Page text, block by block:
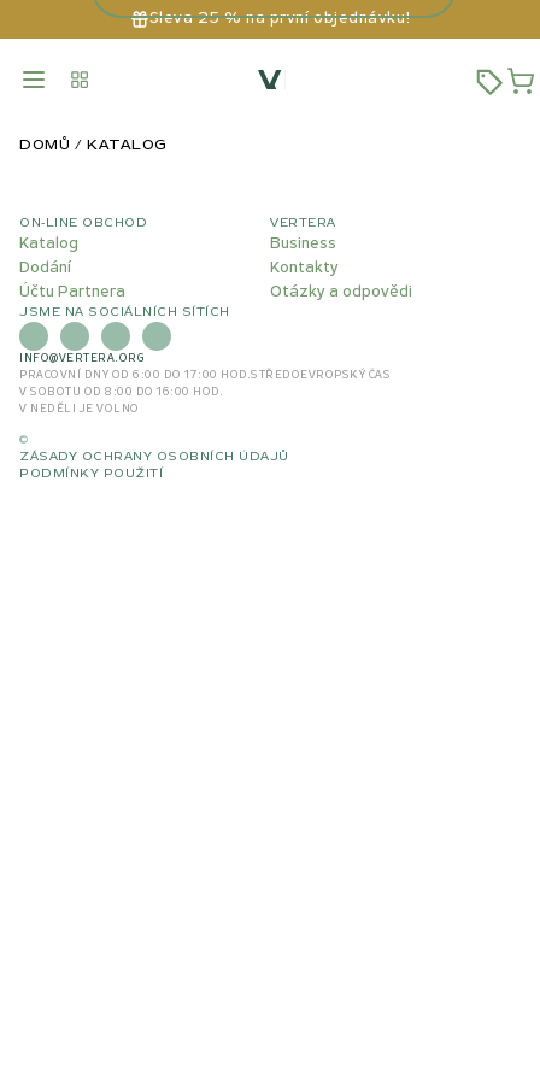
Sleva 25 % na první objednávku!
DOMŮ KATALOG
ON-LINE OBCHOD
Katalog
Dodání
Účtu Partnera
VERTERA
Business
Kontakty
Otázky a odpovědi
JSME NA SOCIÁLNÍCH SÍTÍCH
INFO@VERTERA.ORG
PRACOVNÍ DNY OD 6:00 DO 17:00 HOD.STŘEDOEVROPSKÝ ČAS
V SOBOTU OD 8:00 DO 16:00 HOD.
V NEDĚLI JE VOLNO
©
ZÁSADY OCHRANY OSOBNÍCH ÚDAJŮ
PODMÍNKY POUŽITÍ